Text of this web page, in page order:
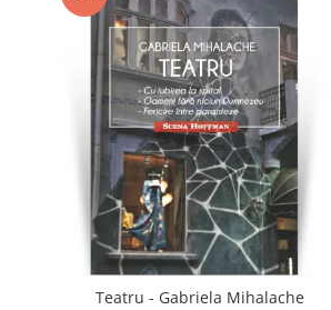
Teatru - Gabriela Mihalache